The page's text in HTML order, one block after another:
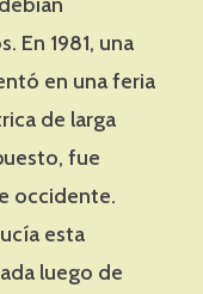
En 1981, una
en una feria
de larga
fue
occidente.
esta
luego de